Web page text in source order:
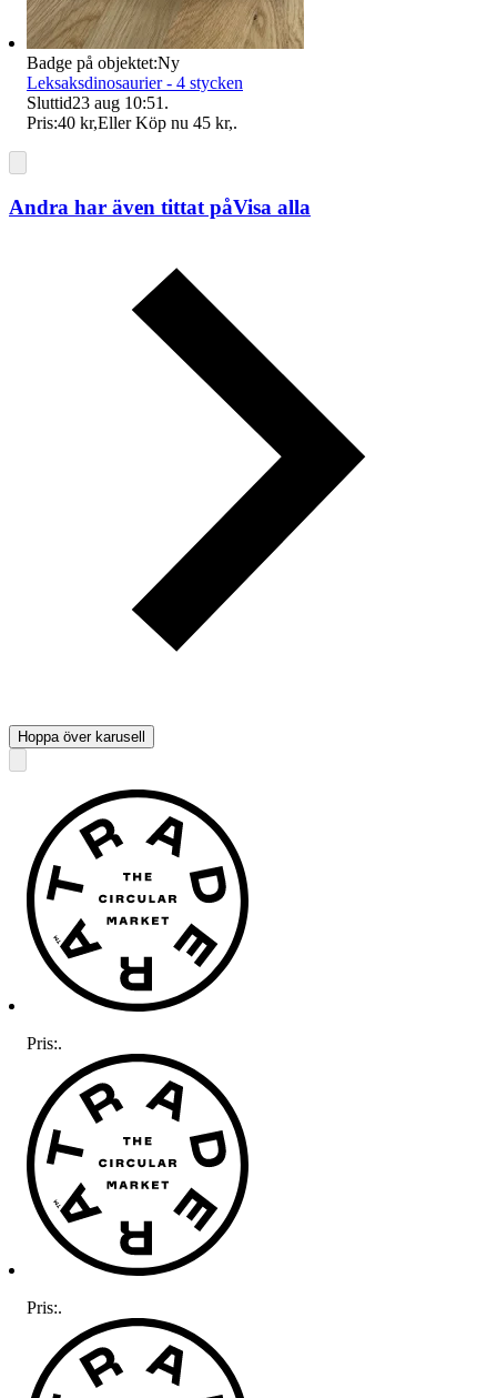
Badge på objektet:Ny
Leksaksdinosaurier - 4 stycken
Sluttid23 aug 10:51 .
Pris:40 kr,Eller Köp nu 45 kr,.
Andra har även tittat påVisa alla
Hoppa över karusell
Pris:.
Pris:.